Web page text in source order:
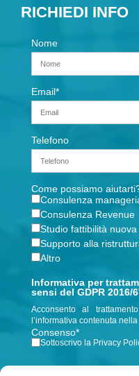
RICHIEDI INFO
Nome
Email*
Telefono
Come possiamo
Consulenza
Consulenza Revenue
Studio fattibilità
Supporto alla
Altro
Informativa per
sensi del GDPR 2016/
Acconsento al
l’informativa contenuta
Consenso*
Sottoscrivo la Privacy